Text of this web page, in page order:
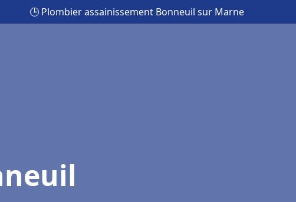
🕒 Plombier assainissement Bonneuil sur Marne